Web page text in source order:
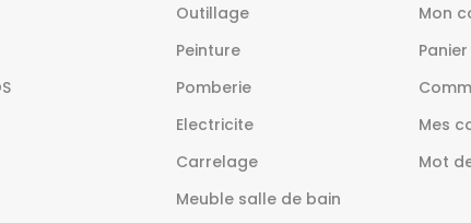
Outillage
Peinture
Pomberie
Electricite
Carrelage
Meuble salle de bain
Mon
Panier
Mes
Mot